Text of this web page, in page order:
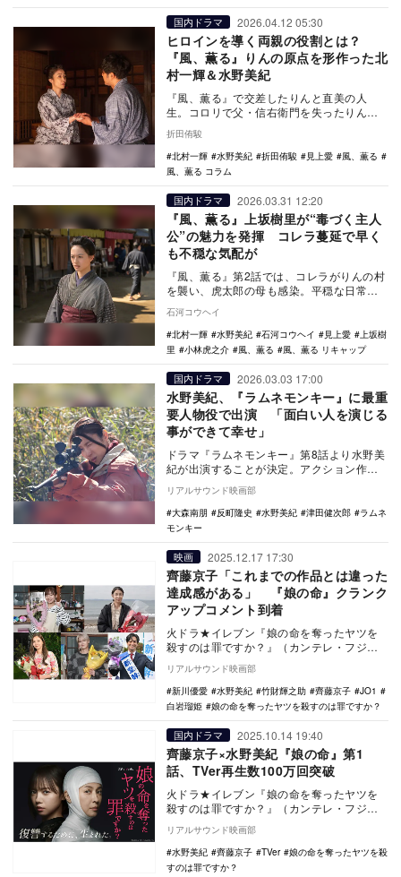
国内ドラマ 2026.04.12 05:30
ヒロインを導く両親の役割とは？
『風、薫る』りんの原点を形作った北
村一輝＆水野美紀
『風、薫る』で交差したりんと直美の人
生。コロリで父・信右衛門を失ったりん
す背景には両親…
折田侑駿
北村一輝
水野美紀 折田侑駿 見上愛
風、薫る
風、薫る コラム
国内ドラマ 2026.03.31 12:20
『風、薫る』上坂樹里が“毒づく主人
公”の魅力を発揮 コレラ蔓延で早く
も不穏な気配が
『風、薫る』第2話では、コレラがりんの村
を襲い、虎太郎の母も感染。平穏な日常が
人公2人に接…
石河コウヘイ
北村一輝
水野美紀 石河コウヘイ 見上愛
上坂樹
里
小林虎之介 風、薫る 風、薫る リキャップ
国内ドラマ 2026.03.03 17:00
水野美紀、『ラムネモンキー』に最重
要人物役で出演 「面白い人を演じる
事ができて幸せ」
ドラマ『ラムネモンキー』第8話より水野美
紀が出演することが決定。アクション作品
への出演も豊富な水野だが、今作では猟銃
を構える姿も…
リアルサウンド映画部
大森南朋
反町隆史 水野美紀 津田健次郎
ラムネ
モンキー
映画 2025.12.17 17:30
齊藤京子「これまでの作品とは違った
達成感がある」 『娘の命』クランク
アップコメント到着
火ドラ★イレブン『娘の命を奪ったヤツを
殺すのは罪ですか？』（カンテレ・フジテ
レビ系）がクランクアップを迎え、W主演
の齊藤京子と水…
リアルサウンド映画部
新川優愛
水野美紀 竹財輝之助 齊藤京子
JO1
白岩瑠姫
娘の命を奪ったヤツを殺すのは罪ですか？
国内ドラマ 2025.10.14 19:40
齊藤京子×水野美紀『娘の命』第1
話、TVer再生数100万回突破
火ドラ★イレブン『娘の命を奪ったヤツを
殺すのは罪ですか？』（カンテレ・フジテ
レビ系）第1話のTVer再生数が100万回を突
破した…
リアルサウンド映画部
水野美紀
齊藤京子 TVer
娘の命を奪ったヤツを殺
すのは罪ですか？